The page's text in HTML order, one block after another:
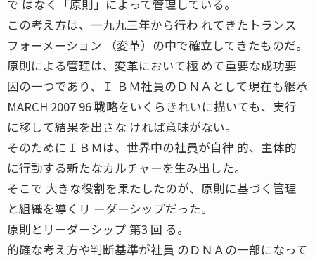
で はなく「原則」によって管理している。
この考え方は、一九九三年から行わ れてきたトランス
フォーメーション （変革）の中で確立してきたものだ。
原則による管理は、変革において極 めて重要な成功要
因の一つであり、Ｉ ＢＭ社員のＤＮＡとして現在も継承
MARCH 2007 96 戦略をいくらきれいに描いても、実行
に移して結果を出さな ければ意味がない。
そのためにＩＢＭは、世界中の社員が自律 的、主体的
に行動する新たなカルチャーを生み出した。
そこで 大きな役割を果たしたのが、原則に基づく管理
と組織を導くリ ーダーシップだった。
原則とリーダーシップ 第3 回 る。
的確な考え方や判断基準が社員 のＤＮＡの一部になって